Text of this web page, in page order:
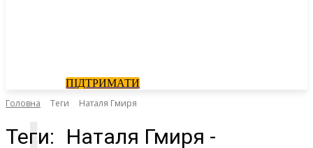
ПІДТРИМАТИ
Головна
Теги Наталя Гмиря
Теги: Наталя Гмиря -